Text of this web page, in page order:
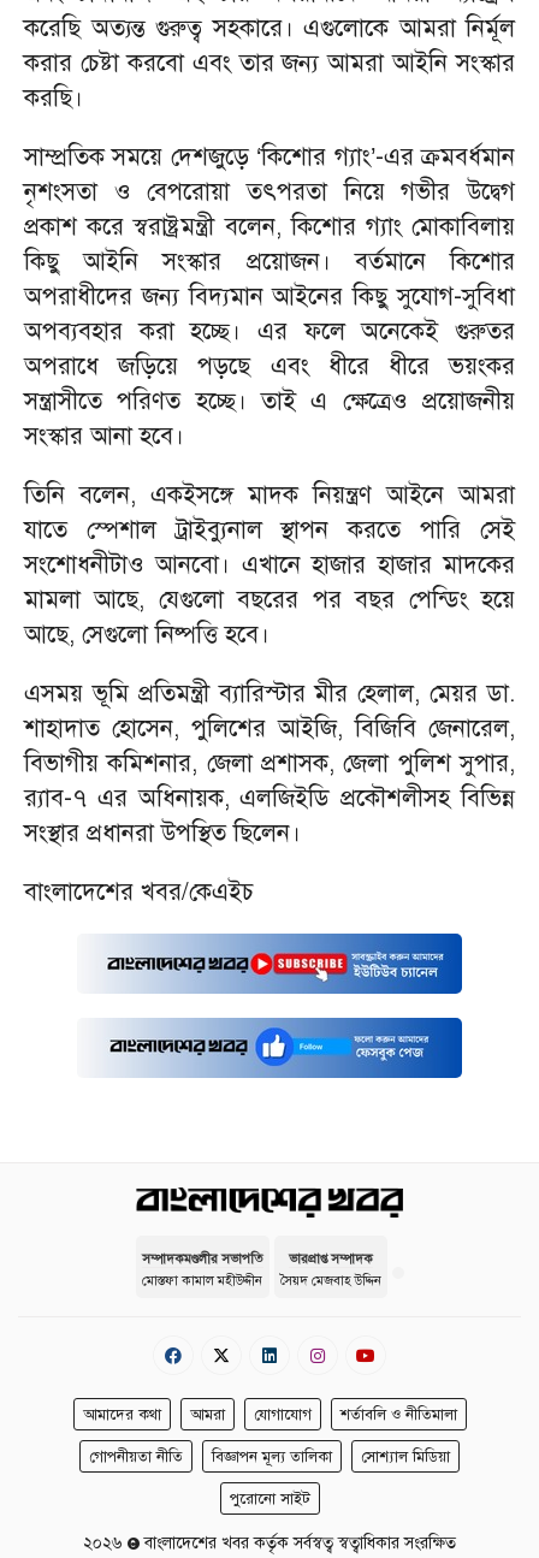
করেছি অত্যন্ত গুরুত্ব সহকারে। এগুলোকে আমরা নির্মূল
করার চেষ্টা করবো এবং তার জন্য আমরা আইনি সংস্কার
করছি।
সাম্প্রতিক সময়ে দেশজুড়ে ‘কিশোর গ্যাং’-এর ক্রমবর্ধমান
নৃশংসতা ও বেপরোয়া তৎপরতা নিয়ে গভীর উদ্বেগ
প্রকাশ করে স্বরাষ্ট্রমন্ত্রী বলেন, কিশোর গ্যাং মোকাবিলায়
কিছু আইনি সংস্কার প্রয়োজন। বর্তমানে কিশোর
অপরাধীদের জন্য বিদ্যমান আইনের কিছু সুযোগ-সুবিধা
অপব্যবহার করা হচ্ছে। এর ফলে অনেকেই গুরুতর
অপরাধে জড়িয়ে পড়ছে এবং ধীরে ধীরে ভয়ংকর
সন্ত্রাসীতে পরিণত হচ্ছে। তাই এ ক্ষেত্রেও প্রয়োজনীয়
সংস্কার আনা হবে।
তিনি বলেন, একইসঙ্গে মাদক নিয়ন্ত্রণ আইনে আমরা
যাতে স্পেশাল ট্রাইব্যুনাল স্থাপন করতে পারি সেই
সংশোধনীটাও আনবো। এখানে হাজার হাজার মাদকের
মামলা আছে, যেগুলো বছরের পর বছর পেন্ডিং হয়ে
আছে, সেগুলো নিষ্পত্তি হবে।
এসময় ভূমি প্রতিমন্ত্রী ব্যারিস্টার মীর হেলাল, মেয়র ডা.
শাহাদাত হোসেন, পুলিশের আইজি, বিজিবি জেনারেল,
বিভাগীয় কমিশনার, জেলা প্রশাসক, জেলা পুলিশ সুপার,
র‌্যাব-৭ এর অধিনায়ক, এলজিইডি প্রকৌশলীসহ বিভিন্ন
সংস্থার প্রধানরা উপস্থিত ছিলেন।
বাংলাদেশের খবর/কেএইচ
সম্পাদকমণ্ডলীর সভাপতি
মোস্তফা কামাল মহীউদ্দীন
ভারপ্রাপ্ত সম্পাদক
সৈয়দ মেজবাহ উদ্দিন
আমাদের কথা আমরা যোগাযোগ শর্তাবলি ও নীতিমালা
গোপনীয়তা নীতি বিজ্ঞাপন মূল্য তালিকা সোশ্যাল মিডিয়া
পুরোনো সাইট
২০২৬ বাংলাদেশের খবর কর্তৃক সর্বস্বত্ব স্বত্বাধিকার সংরক্ষিত